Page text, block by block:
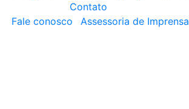
Contato
Fale conosco
Assessoria de Imprensa